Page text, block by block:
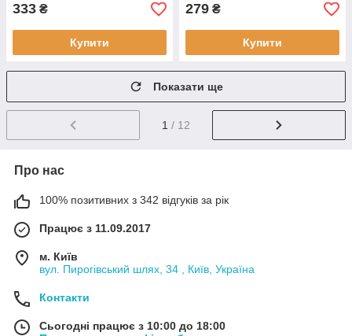
333 ₴
Купити
279 ₴
Купити
Показати ще
1 / 12
Про нас
100% позитивних з 342 відгуків за рік
Працює з 11.09.2017
м. Київ
вул. Пирогівський шлях, 34 , Київ, Україна
Контакти
Сьогодні працює з 10:00 до 18:00